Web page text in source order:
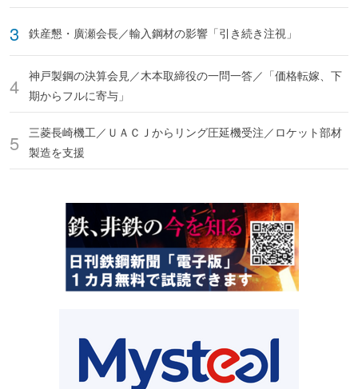
鉄産懇・廣瀬会長／輸入鋼材の影響「引き続き注視」
神戸製鋼の決算会見／木本取締役の一問一答／「価格転嫁、下
期からフルに寄与」
三菱長崎機工／ＵＡＣＪからリング圧延機受注／ロケット部材
製造を支援